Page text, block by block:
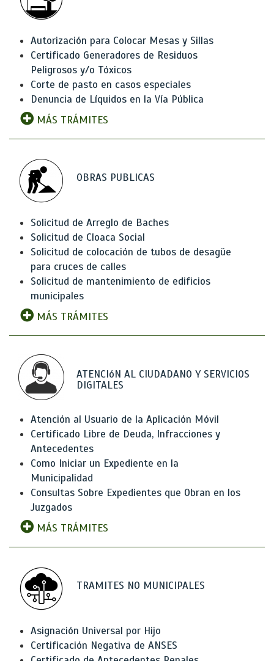
Autorización para Colocar Mesas y Sillas
Certificado Generadores de Residuos
Peligrosos y/o Tóxicos
Corte de pasto en casos especiales
Denuncia de Líquidos en la Vía Pública
MÁS TRÁMITES
OBRAS PUBLICAS
Solicitud de Arreglo de Baches
Solicitud de Cloaca Social
Solicitud de colocación de tubos de desagüe
para cruces de calles
Solicitud de mantenimiento de edificios
municipales
MÁS TRÁMITES
ATENCIóN AL CIUDADANO Y SERVICIOS
DIGITALES
Atención al Usuario de la Aplicación Móvil
Certificado Libre de Deuda, Infracciones y
Antecedentes
Como Iniciar un Expediente en la
Municipalidad
Consultas Sobre Expedientes que Obran en los
Juzgados
MÁS TRÁMITES
TRAMITES NO MUNICIPALES
Asignación Universal por Hijo
Certificación Negativa de ANSES